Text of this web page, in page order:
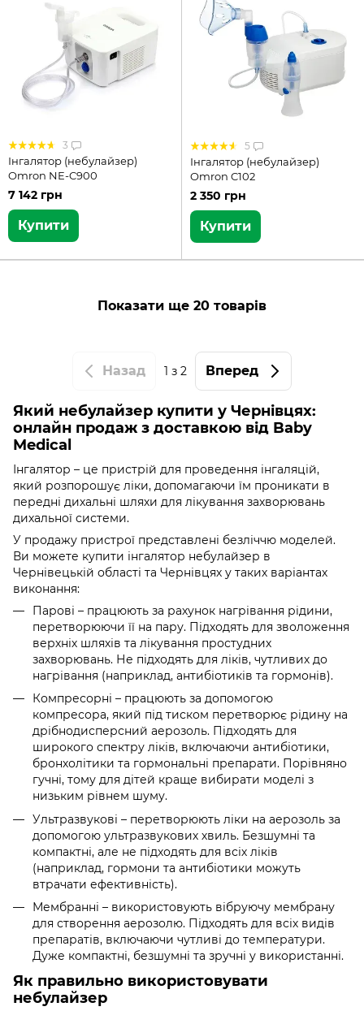
3
Інгалятор (небулайзер)
Omron NE-C900
7 142 грн
Купити
5
Інгалятор (небулайзер)
Omron C102
2 350 грн
Купити
Показати ще 20 товарів
Назад 1 з 2 Вперед
Який небулайзер купити у Чернівцях:
онлайн продаж з доставкою від Baby
Medical
Інгалятор – це пристрій для проведення інгаляцій,
який розпорошує ліки, допомагаючи їм проникати в
передні дихальні шляхи для лікування захворювань
дихальної системи.
У продажу пристрої представлені безліччю моделей.
Ви можете купити інгалятор небулайзер в
Чернівецькій області та Чернівцях у таких варіантах
виконання:
Парові – працюють за рахунок нагрівання рідини,
перетворюючи її на пару. Підходять для зволоження
верхніх шляхів та лікування простудних
захворювань. Не підходять для ліків, чутливих до
нагрівання (наприклад, антибіотиків та гормонів).
Компресорні – працюють за допомогою
компресора, який під тиском перетворює рідину на
дрібнодисперсний аерозоль. Підходять для
широкого спектру ліків, включаючи антибіотики,
бронхолітики та гормональні препарати. Порівняно
гучні, тому для дітей краще вибирати моделі з
низьким рівнем шуму.
Ультразвукові – перетворюють ліки на аерозоль за
допомогою ультразвукових хвиль. Безшумні та
компактні, але не підходять для всіх ліків
(наприклад, гормони та антибіотики можуть
втрачати ефективність).
Мембранні – використовують вібруючу мембрану
для створення аерозолю. Підходять для всіх видів
препаратів, включаючи чутливі до температури.
Дуже компактні, безшумні та зручні у використанні.
Як правильно використовувати
небулайзер